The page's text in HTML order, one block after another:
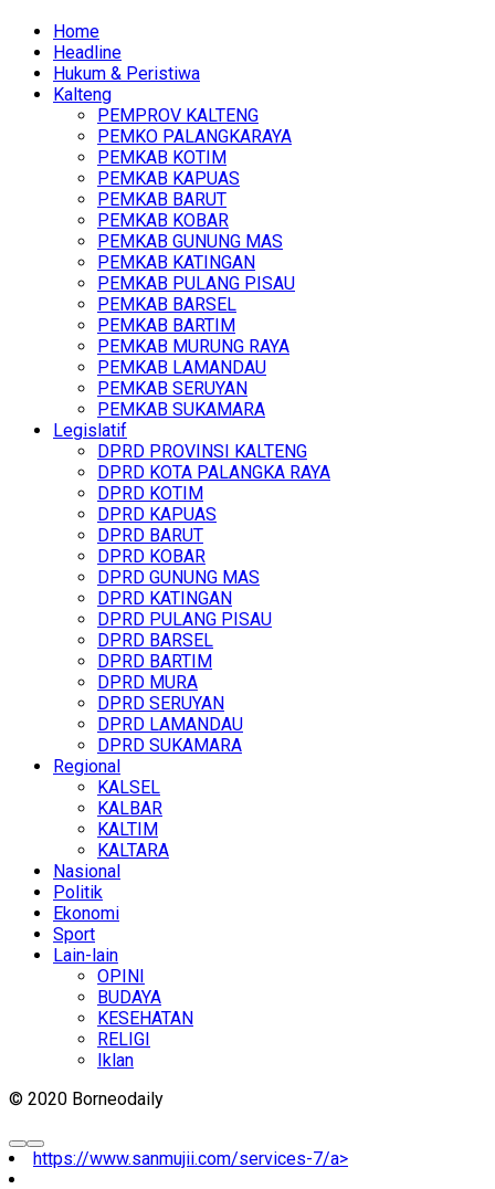
Home
Headline
Hukum & Peristiwa
Kalteng
PEMPROV KALTENG
PEMKO PALANGKARAYA
PEMKAB KOTIM
PEMKAB KAPUAS
PEMKAB BARUT
PEMKAB KOBAR
PEMKAB GUNUNG MAS
PEMKAB KATINGAN
PEMKAB PULANG PISAU
PEMKAB BARSEL
PEMKAB BARTIM
PEMKAB MURUNG RAYA
PEMKAB LAMANDAU
PEMKAB SERUYAN
PEMKAB SUKAMARA
Legislatif
DPRD PROVINSI KALTENG
DPRD KOTA PALANGKA RAYA
DPRD KOTIM
DPRD KAPUAS
DPRD BARUT
DPRD KOBAR
DPRD GUNUNG MAS
DPRD KATINGAN
DPRD PULANG PISAU
DPRD BARSEL
DPRD BARTIM
DPRD MURA
DPRD SERUYAN
DPRD LAMANDAU
DPRD SUKAMARA
Regional
KALSEL
KALBAR
KALTIM
KALTARA
Nasional
Politik
Ekonomi
Sport
Lain-lain
OPINI
BUDAYA
KESEHATAN
RELIGI
Iklan
© 2020 Borneodaily
https://www.sanmujii.com/services-7/a>